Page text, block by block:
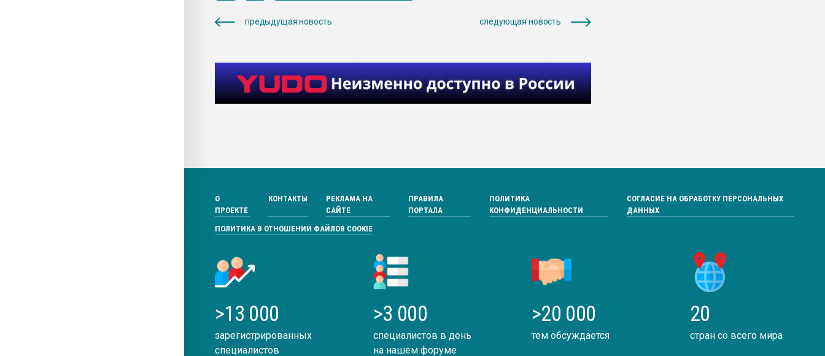
предыдущая новость следующая новость
О
ПРОЕКТЕ
КОНТАКТЫ
РЕКЛАМА НА
САЙТЕ
ПРАВИЛА
ПОРТАЛА
ПОЛИТИКА
КОНФИДЕНЦИАЛЬНОСТИ
СОГЛАСИЕ НА ОБРАБОТКУ ПЕРСОНАЛЬНЫХ
ДАННЫХ
ПОЛИТИКА В ОТНОШЕНИИ ФАЙЛОВ COOKIE
>13 000
зарегистрированных
специалистов
>3 000
специалистов в день
на нашем форуме
>20 000
тем обсуждается
20
стран со всего мира